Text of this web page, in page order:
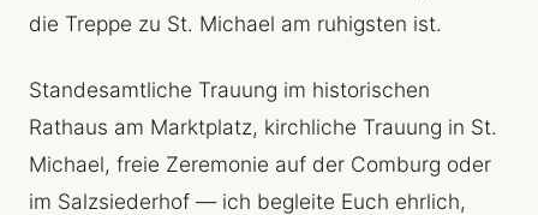
die Treppe zu St. Michael am ruhigsten ist.
Standesamtliche Trauung im historischen
Rathaus am Marktplatz, kirchliche Trauung in St.
Michael, freie Zeremonie auf der Comburg oder
im Salzsiederhof — ich begleite Euch ehrlich,